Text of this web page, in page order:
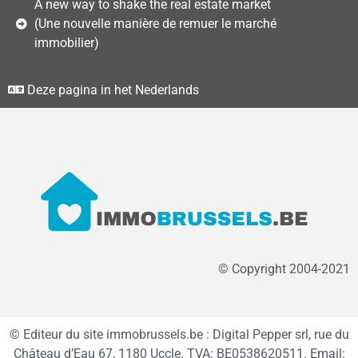
A new way to shake the real estate market
(Une nouvelle manière de remuer le marché
immobilier)
Deze pagina in het Nederlands
© Copyright 2004-2021
© Editeur du site immobrussels.be : Digital Pepper srl, rue du
Château d’Eau 67, 1180 Uccle. TVA: BE0538620511. Email: